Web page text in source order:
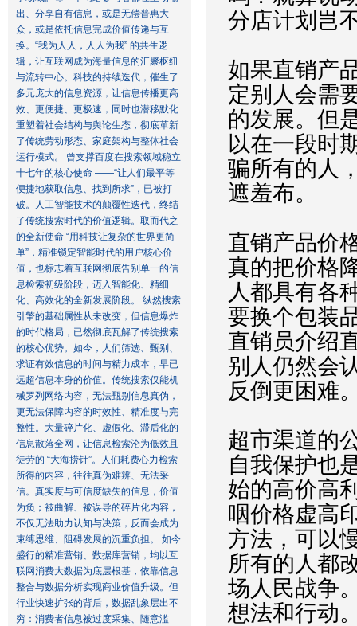
出、分享自有信息，或是无偿普惠大
众，或是依托信息完成价值传递与互
换。“我为人人，人人为我” 的共生逻
辑，让互联网成为海量信息的汇聚枢纽
与流转中心。科技的持续迭代，催生了
多元庞大的信息资源，让信息传播更高
效、更便捷、更极速，同时也潜移默化
重塑着社会结构与舆论生态，彻底革新
了传统劳动形态、家庭架构与整体社会
运行模式。 曾支撑百度在搜索领域稳立
十七年的核心使命 ——“让人们最平等
便捷地获取信息、找到所求”，已被打
破。人工智能技术的颠覆性迭代，终结
了传统搜索时代的价值逻辑。取而代之
的全新使命 “用科技让复杂的世界更简
单”，精准锁定智能时代的用户核心价
值，也标志着互联网彻底告别单一的信
息检索初级阶段，迈入智能化、精细
化、高效化的全新发展阶段。 纵然搜索
引擎的基础属性从未改变，但信息爆炸
的时代格局，已然彻底瓦解了传统搜索
的核心优势。如今，人们筛选、甄别、
求证有效信息的时间与精力成本，早已
远超信息本身的价值。传统搜索仅能机
械罗列网络内容，无法甄别信息真伪，
更无法保障内容的时效性、精准度与完
整性。大量碎片化、虚假化、滞后化的
信息散落全网，让信息检索沦为低效且
徒劳的 “大海捞针”。人们耗费心力检索
所得的内容，往往真伪难辨、无法采
信。真实度与可信度缺失的信息，价值
为负；被曲解、被误导的碎片化内容，
不仅无法助力认知与决策，反而会成为
束缚思维、阻碍发展的沉重负担。 如今
盛行的精准营销、数据库营销，均以互
联网消费大数据为底层根基，依靠信息
整合与数据分析实现商业价值升级。但
行业快速扩张的背后，数据乱象层出不
穷：消费者信息被过度采集、随意滥
分店计划岂
如果直销产
定别人会需
的发展。但
以在一段时
骗所有的人
遮羞布。
直销产品价
真的把价格
人都具有各
要换个包装
直销员介绍
别人仍然会
反倒更困难
超市渠道的
自我保护也
始的高价高
咽价格虚高
方法，可以
所有的人都
场人民战争
想法和行动